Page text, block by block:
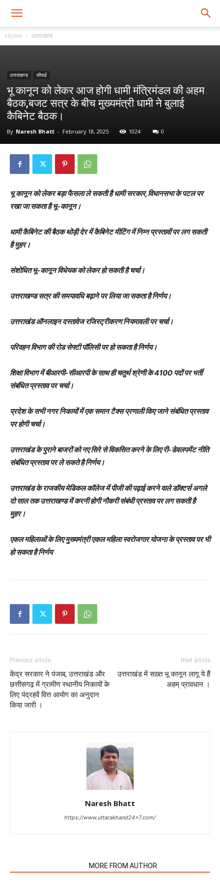
Home उत्तराखण्ड
उत्तराखण्ड फीचर्ड
भू कानून को लेकर आज होगी धामी मंत्रिमंडल की अहम
बैठक,बजट सत्र के बीच मुख्यमंत्री धामी ने बुलाई
कैबिनेट बैठक।
By Naresh Bhatt - February 18, 2025 1024 0
भू कानून को लेकर बड़ा फैसला ले सकती है धामी सरकार,विधानसभा के पटल पर
रखा जा सकता है भू-कानून।
धामी कैबिनेट की बैठक थोड़ी देर में कैबिनेट मीटिंग में निम्न प्रस्तावों पर लग सकती
है मुहर।
संशोधित भू-कानून विधेयक को लेकर हो सकती है चर्चा।
उत्तराखण्ड सत्र की समयावधि बढ़ाने पर लिया जा सकता है निर्णय।
उत्तराखंड ऑनलाइन दस्तावेज रजिस्ट्रीकरण नियमावली पर चर्चा।
परिवहन विभाग की रोड सेफ्टी पॉलिसी पर हो सकता है निर्णय।
शिक्षा विभाग में बीआरपी-सीआरपी के साथ ही चतुर्थ श्रेणी के 4100 पदों पर भर्ती
संबंधित प्रस्ताव पर चर्चा।
प्रदेश के सभी नगर निकायों में एक समान टैक्स प्रणाली किए जाने संबंधित प्रस्ताव
पर होगी चर्चा।
उत्तराखंड के पुराने बाजरों को नए सिरे से विकसित करने के लिए री-डेवलपमेंट नीति
संबंधित प्रस्ताव पर ले सकते है निर्णय।
उत्तराखंड के राजकीय मेडिकल कॉलेज में पीजी की पढ़ाई करने वाले डॉक्टर्स अगले
दो साल तक उत्तराखण्ड में करनी होगी नौकरी संबंधी प्रस्ताव पर लग सकती है
मुहर।
एकल महिलाओं के लिए मुख्यमंत्री एकल महिला स्वरोजगार योजना के प्रस्ताव पर भी
हो सकता है निर्णय
Previous article
केंद्र सरकार ने पंजाब, उत्तराखंड और
छत्तीसगढ़ में ग्रामीण स्थानीय निकायों के
लिए पंद्रहवें वित्त आयोग का अनुदान
किया जारी ।
Next article
उत्तराखंड में सख़्त भू कानून लागू ये हैं
अहम् प्रावधान ।
Naresh Bhatt
https://www.uttarakhand24x7.com/
MORE FROM AUTHOR